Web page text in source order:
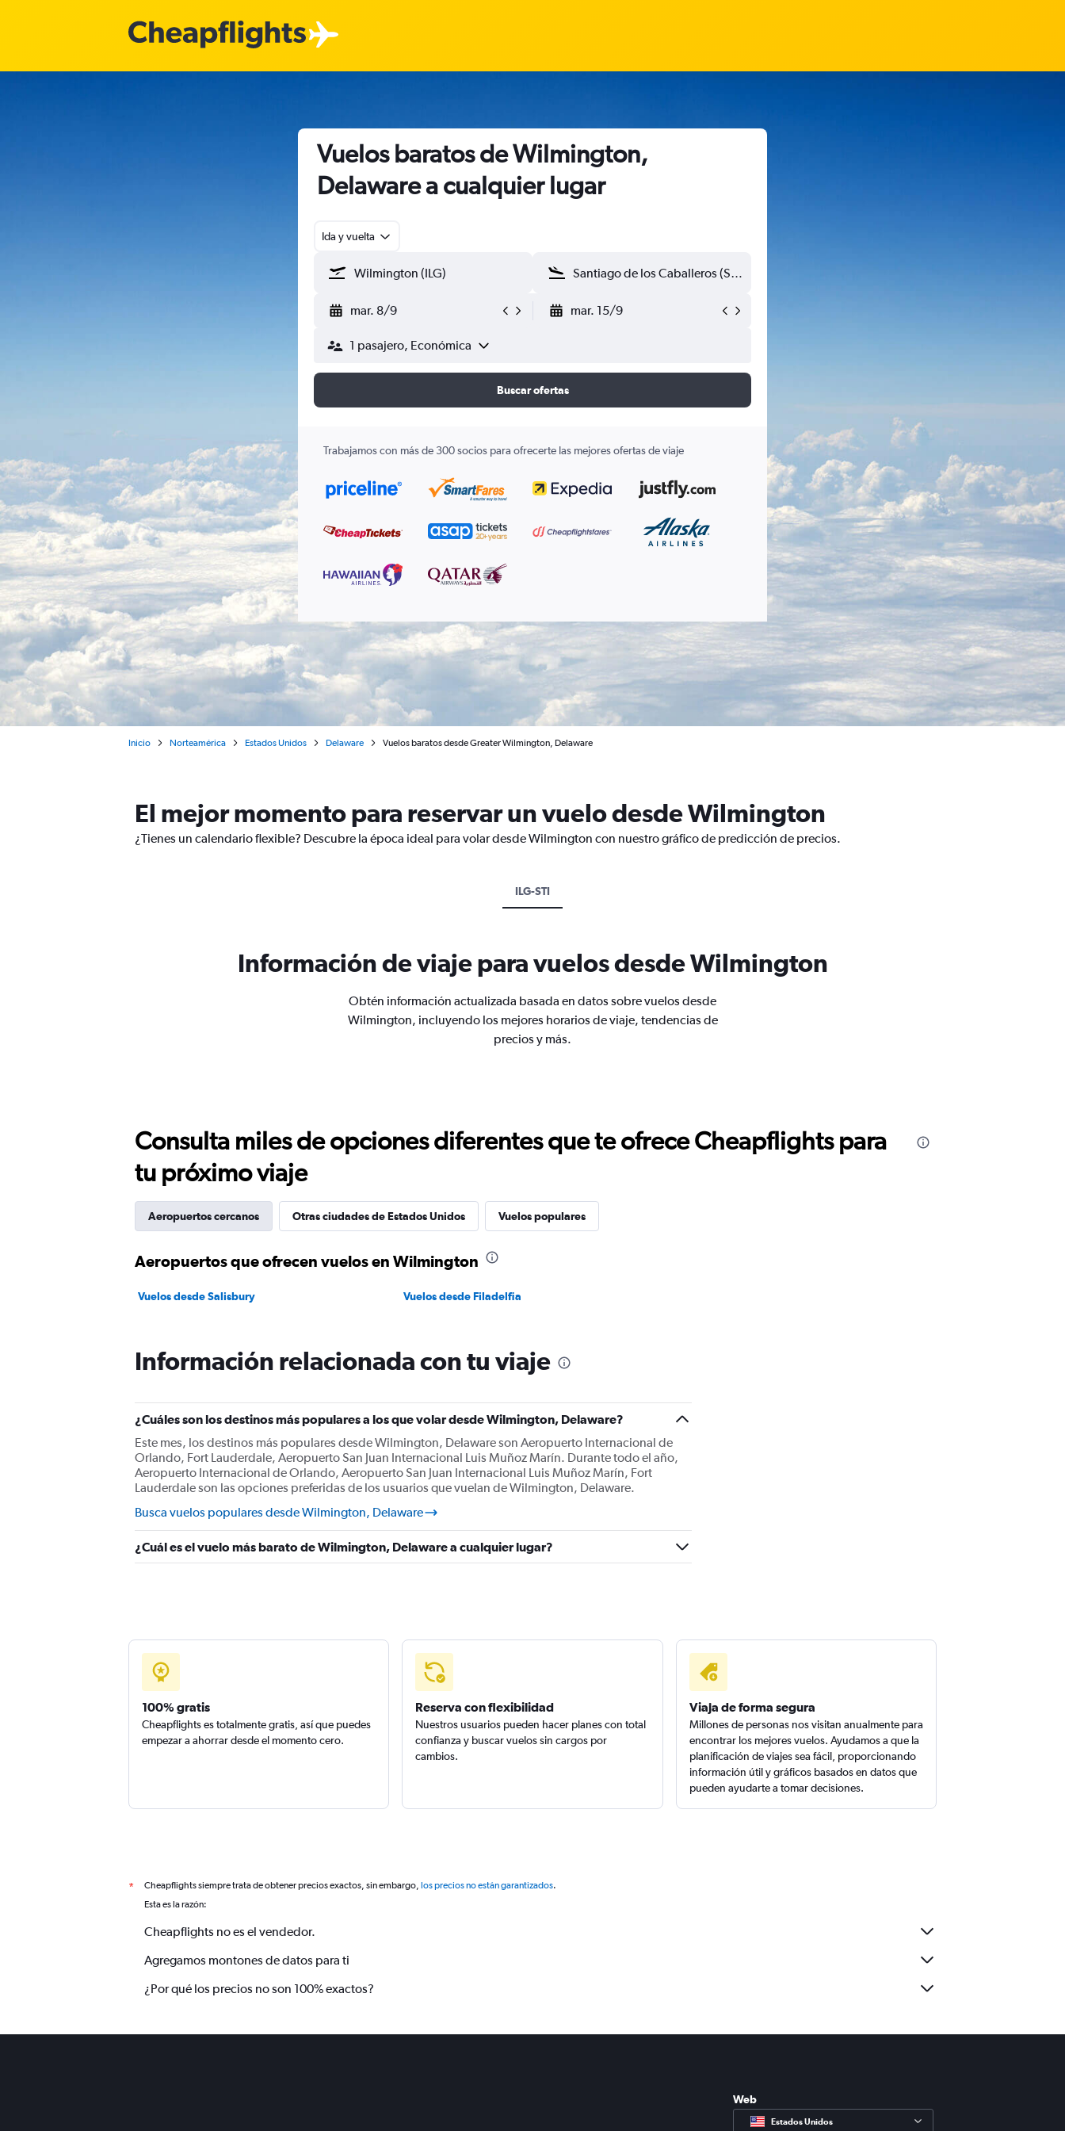
Vuelos baratos de Wilmington,
Delaware a cualquier lugar
Ida y vuelta
mar. 8/9 mar. 15/9
1 pasajero, Económica
Buscar ofertas
Trabajamos con más de 300 socios para ofrecerte las mejores ofertas de viaje
Inicio Norteamérica Estados Unidos Delaware Vuelos baratos desde Greater Wilmington, Delaware
El mejor momento para reservar un vuelo desde Wilmington
¿Tienes un calendario flexible? Descubre la época ideal para volar desde Wilmington con nuestro gráfico de predicción de precios.
ILG-STI
Información de viaje para vuelos desde Wilmington
Obtén información actualizada basada en datos sobre vuelos desde
Wilmington, incluyendo los mejores horarios de viaje, tendencias de
precios y más.
Consulta miles de opciones diferentes que te ofrece Cheapflights para
tu próximo viaje
Aeropuertos cercanos Otras ciudades de Estados Unidos Vuelos populares
Aeropuertos que ofrecen vuelos en Wilmington
Vuelos desde Salisbury Vuelos desde Filadelfia
Información relacionada con tu viaje
¿Cuáles son los destinos más populares a los que volar desde Wilmington, Delaware?
Este mes, los destinos más populares desde Wilmington, Delaware son Aeropuerto Internacional de
Orlando, Fort Lauderdale, Aeropuerto San Juan Internacional Luis Muñoz Marín. Durante todo el año,
Aeropuerto Internacional de Orlando, Aeropuerto San Juan Internacional Luis Muñoz Marín, Fort
Lauderdale son las opciones preferidas de los usuarios que vuelan de Wilmington, Delaware.
Busca vuelos populares desde Wilmington, Delaware
¿Cuál es el vuelo más barato de Wilmington, Delaware a cualquier lugar?
100% gratis
Cheapflights es totalmente gratis, así que puedes
empezar a ahorrar desde el momento cero.
Reserva con flexibilidad
Nuestros usuarios pueden hacer planes con total
confianza y buscar vuelos sin cargos por
cambios.
Viaja de forma segura
Millones de personas nos visitan anualmente para
encontrar los mejores vuelos. Ayudamos a que la
planificación de viajes sea fácil, proporcionando
información útil y gráficos basados en datos que
pueden ayudarte a tomar decisiones.
* Cheapflights siempre trata de obtener precios exactos, sin embargo, los precios no están garantizados.
Esta es la razón:
Cheapflights no es el vendedor.
Agregamos montones de datos para ti
¿Por qué los precios no son 100% exactos?
Web
Estados Unidos